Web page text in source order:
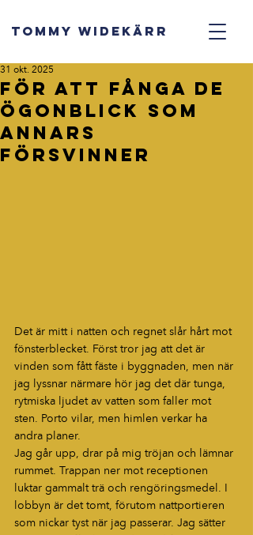
TOMMY WIDEKÄRR
För att fånga de
ögonblick som
annars
försvinner
31 okt. 2025
Det är mitt i natten och regnet slår hårt mot
fönsterblecket. Först tror jag att det är
vinden som fått fäste i byggnaden, men när
jag lyssnar närmare hör jag det där tunga,
rytmiska ljudet av vatten som faller mot
sten. Porto vilar, men himlen verkar ha
andra planer.
Jag går upp, drar på mig tröjan och lämnar
rummet. Trappan ner mot receptionen
luktar gammalt trä och rengöringsmedel. I
lobbyn är det tomt, förutom nattportieren
som nickar tyst när jag passerar. Jag sätter